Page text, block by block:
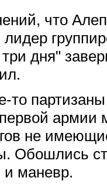
что
дня"
то
не
Обошлись
и маневр.